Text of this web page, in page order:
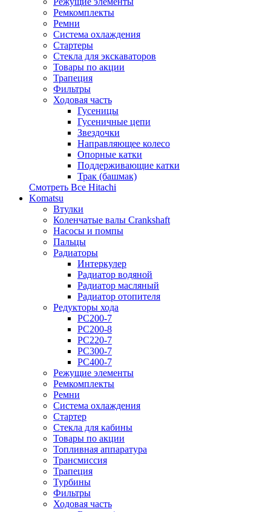
Ремкомплекты
Ремни
Система охлаждения
Стартеры
Стекла для экскаваторов
Товары по акции
Трапеция
Фильтры
Ходовая часть
Гусеницы
Гусеничные цепи
Звездочки
Направляющее колесо
Опорные катки
Поддерживающие катки
Трак (башмак)
Смотреть Все Hitachi
Komatsu
Втулки
Коленчатые валы Crankshaft
Насосы и помпы
Пальцы
Радиаторы
Интеркулер
Радиатор водяной
Радиатор масляный
Радиатор отопителя
Редукторы хода
PC200-7
PC200-8
PC220-7
PC300-7
PC400-7
Режущие элементы
Ремкомплекты
Ремни
Система охлаждения
Стартер
Стекла для кабины
Товары по акции
Топливная аппаратура
Трансмиссия
Трапеция
Турбины
Фильтры
Ходовая часть